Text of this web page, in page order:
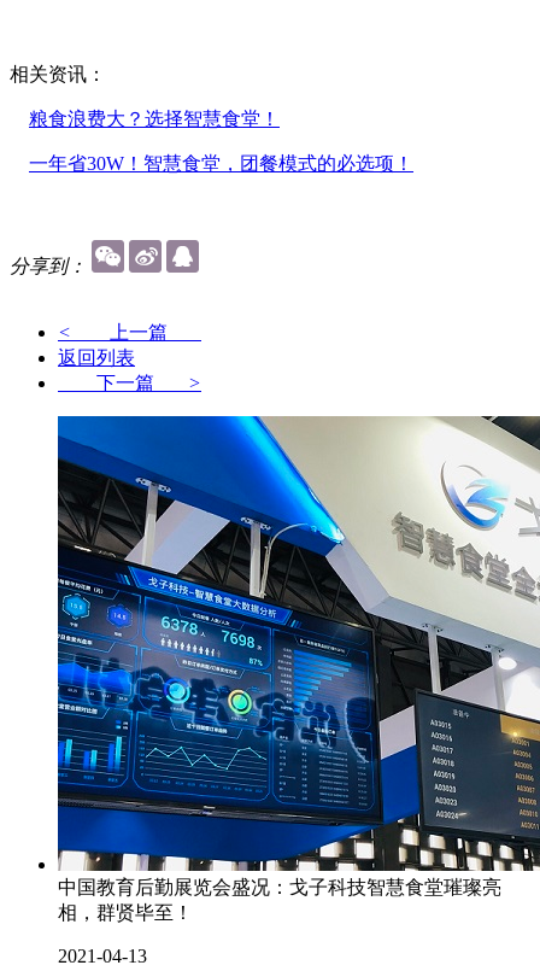
相关资讯：
粮食浪费大？选择智慧食堂！
一年省30W！智慧食堂，团餐模式的必选项！
分享到：
< 上一篇
返回列表
下一篇 >
中国教育后勤展览会盛况：戈子科技智慧食堂璀璨亮
相，群贤毕至！
2021-04-13